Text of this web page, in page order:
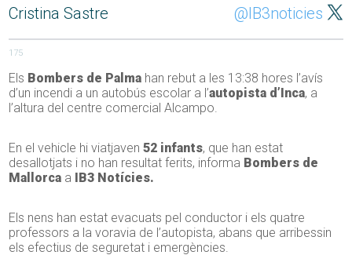
Cristina Sastre @IB3noticies
175
Els Bombers de Palma han rebut a les 13:38 hores l’avís
d’un incendi a un autobús escolar a l’autopista d’Inca, a
l’altura del centre comercial Alcampo.
En el vehicle hi viatjaven52 infants, que han estat
desallotjats i no han resultat ferits, informa Bombers de
Mallorca a IB3 Notícies.
Els nens han estat evacuats pel conductor i els quatre
professors a la voravia de l’autopista, abans que arribessin
els efectius de seguretat i emergències.